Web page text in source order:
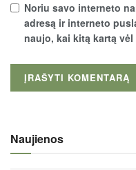
Noriu savo interneto
adresą ir interneto
naujo, kai kitą kartą
Naujienos